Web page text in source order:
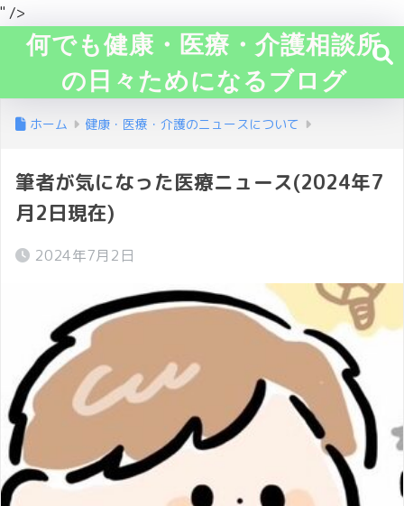
" />
何でも健康・医療・介護相談所
の日々ためになるブログ
ホーム 健康・医療・介護のニュースについて
筆者が気になった医療ニュース(2024年7
月2日現在)
2024年7月2日